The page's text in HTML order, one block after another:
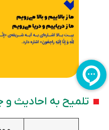
تلمیح به احادیث و